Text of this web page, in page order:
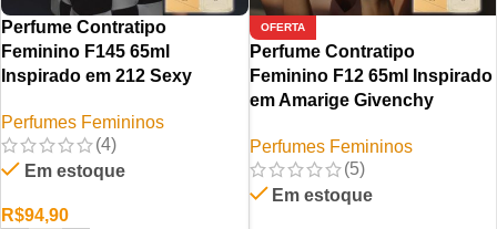
Perfume Contratipo
Feminino F145 65ml
Inspirado em 212 Sexy
Perfumes Femininos
(4)
Em estoque
R$94,90
OFERTA
Perfume Contratipo
Feminino F12 65ml Inspirado
em Amarige Givenchy
Perfumes Femininos
(5)
Em estoque